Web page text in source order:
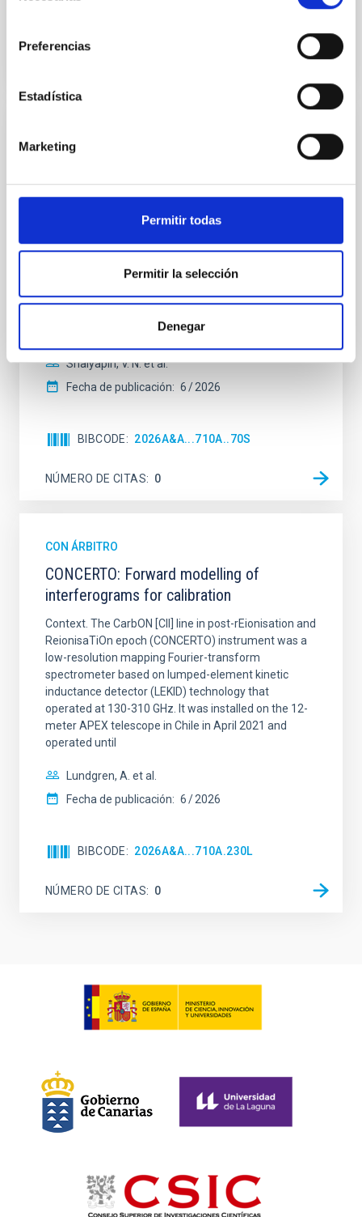
Preferencias
Estadística
Marketing
Permitir todas
Permitir la selección
Denegar
monitoring of the Einstein Cross
quadruply-imaged gravitationally lensed quasar QSO
2237+0305, the Einstein Cross, including
hemispheres and using a new photometric
technique. This technique uses a region far enough
Shalyapin, V. N. et al.
Fecha de publicación: 6 2026
BIBCODE 2026A&A...710A..70S
NÚMERO DE CITAS 0
CON ÁRBITRO
CONCERTO: Forward modelling of
interferograms for calibration
Context. The CarbON [CII] line in post-rEionisation and
ReionisaTiOn epoch (CONCERTO) instrument was a
low-resolution mapping Fourier-transform
spectrometer based on lumped-element kinetic
inductance detector (LEKID) technology that
operated at 130-310 GHz. It was installed on the 12-
meter APEX telescope in Chile in April 2021 and
operated until
Lundgren, A. et al.
Fecha de publicación: 6 2026
BIBCODE 2026A&A...710A.230L
NÚMERO DE CITAS 0